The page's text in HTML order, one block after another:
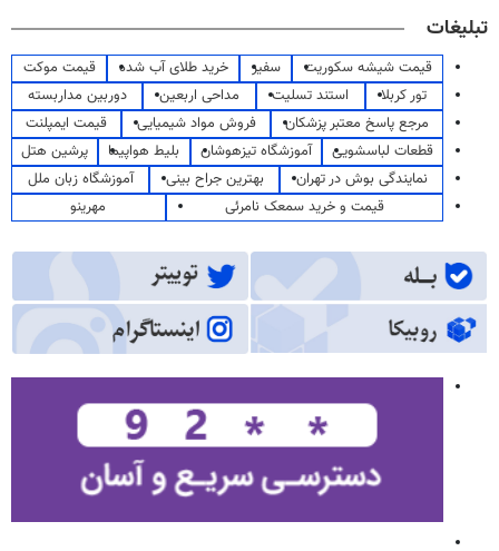
تبلیغات
قیمت شیشه سکوریت سفیر خرید طلای آب شده
قیمت موکت
تور کربلا
استند تسلیت مداحی اربعین
دوربین مداربسته
مرجع پاسخ معتبر پزشکان
فروش مواد شیمیایی
قیمت ایمپلنت
قطعات لباسشویی
آموزشگاه تیزهوشان بلیط هواپیما
پرشین هتل
نمایندگی بوش در تهران
بهترین جراح بینی
آموزشگاه زبان ملل
قیمت و خرید سمعک نامرئی
مهرینو